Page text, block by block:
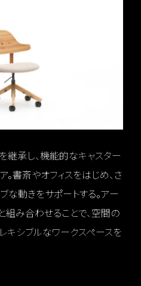
継承し、機能的なキャスター
書斎やオフィスをはじめ、さ
な動きをサポートする。アー
組み合わせることで、空間の
キシブルなワークスペースを